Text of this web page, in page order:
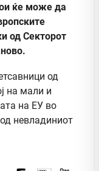
ќе може да
од Секторот
од
на мали и
на ЕУ во
невладиниот